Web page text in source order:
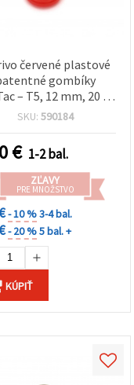
červené plastové
gombíky
– T5, 12 mm, 20 ks
ideálne na kreatívne
DIY projekty
SKU: 590184
€ 1-2 bal.
ZĽAVY
PRE MNOŽSTVO
- 10 %3-4 bal.
- 20 %5 bal. +
KÚPIŤ